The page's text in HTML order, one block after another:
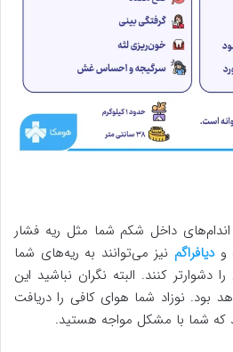
داخل شکم شما مثل ریه فشار
ودیافراگم نیز می‌توانند به ریه‌های شما
دشوارتر کنند. البته نگران نباشید این
بود. نوزاد شما هوای کافی را دریافت
که شما با مشکل مواجه هستید.